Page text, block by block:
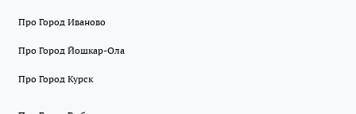
Про Город Иваново
Про Город Йошкар-Ола
Про Город Курск